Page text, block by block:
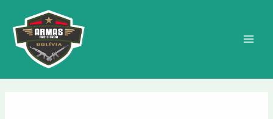
para
conteúdo